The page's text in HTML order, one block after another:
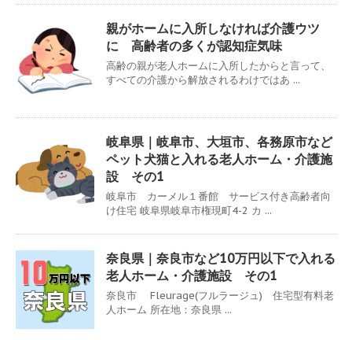
親がホームに入所しなければ介護ウツ
に 高齢者の多くが認知症気味
高齢の親が老人ホームに入所したからと言って、
すべての介護から解放されるわけではあ ...
岐阜県｜岐阜市、大垣市、各務原市など
ペット犬猫と入れる老人ホーム・介護施
設 その1
岐阜市 カーメル１番館 サービス付き高齢者向
け住宅 岐阜県岐阜市権現町4-2 カ ...
奈良県｜奈良市など10万円以下で入れる
老人ホーム・介護施設 その1
奈良市 Fleurage(フルラージュ) 住宅型有料老
人ホーム 所在地：奈良県 ...